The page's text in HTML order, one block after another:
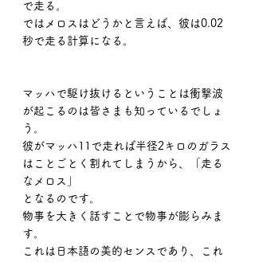
で走る。
ではメロスはどうかと言えば、彼は0.02
秒で走る計算になる。
マッハで駆け抜けるということは衝撃波
が起こるのは皆さまも知っているでしょ
う。
彼がマッハ11で走れば半径2キロのガラス
はことごとく割れてしまうから、「走る
なメロス」
となるのです。
物事を大きく話すことで物事が膨らみま
す。
これは日本語の美的センスであり、これ